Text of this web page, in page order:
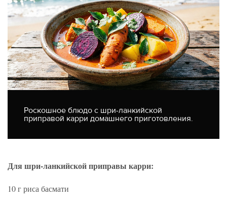
Роскошное блюдо с шри-ланкийской
приправой карри домашнего приготовления.
Для шри-ланкийской приправы карри:
10 г риса басмати